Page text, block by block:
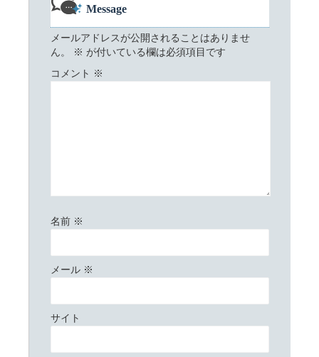
Message
メールアドレスが公開されることはありませ
ん。
※ が付いている欄は必須項目です
コメント ※
名前 ※
メール ※
サイト